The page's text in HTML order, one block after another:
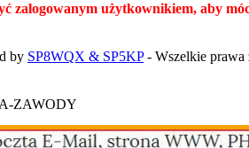
zalogowanym użytkownikiem, aby
by SP8WQX & SP5KP- Wszelkie prawa
ZAWODY